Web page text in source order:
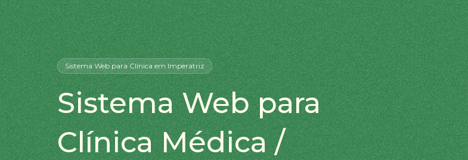
Sistema Webpara Clínicaem Imperatriz
Sistema Web para
Clínica Médica /